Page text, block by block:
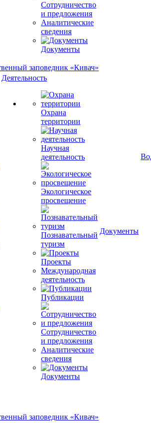
Сотрудничество
и предложения
Аналитические
сведения
Документы
Деятельность
Охрана
территории
Научная
деятельность
Экологическое
просвещение
Познавательный
туризм
Проекты
Международная
деятельность
Публикации
Сотрудничество
и предложения
Аналитические
сведения
Документы
Документы